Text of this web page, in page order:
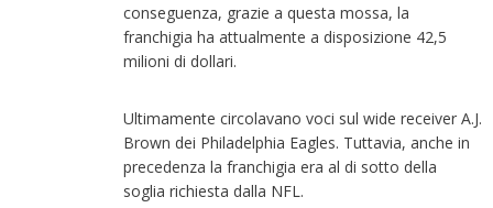
conseguenza, grazie a questa mossa, la
franchigia ha attualmente a disposizione 42,5
milioni di dollari.
Ultimamente circolavano voci sul wide receiver A.J.
Brown dei Philadelphia Eagles. Tuttavia, anche in
precedenza la franchigia era al di sotto della
soglia richiesta dalla NFL.